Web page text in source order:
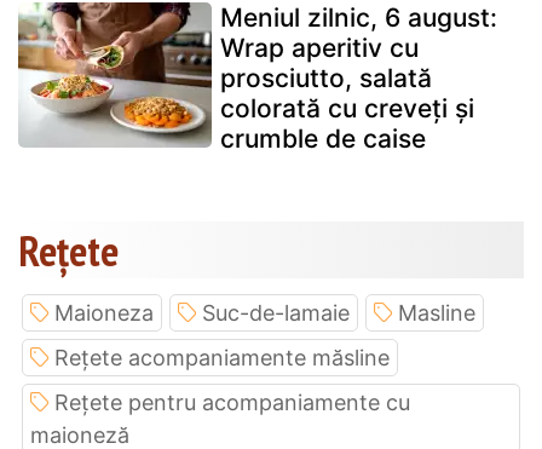
Meniul zilnic, 6 august:
Wrap aperitiv cu
prosciutto, salată
colorată cu creveți și
crumble de caise
Rețete
Maioneza Suc-de-lamaie
Masline
Rețete acompaniamente măsline
Rețete pentru acompaniamente cu
maioneză